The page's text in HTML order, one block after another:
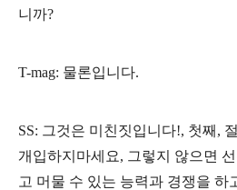
니까?
T-mag: 물론입니다.
SS: 그것은 미친짓입니다!, 첫째,
개입하지마세요, 그렇지 않으면
고 머물 수 있는 능력과 경쟁을 하